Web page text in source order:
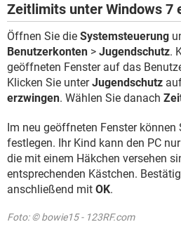
Zeitlimits unter Windows 7
Öffnen Sie die Systemsteuerung
Benutzerkonten > Jugendschutz.
geöffneten Fenster auf das
Klicken Sie unterJugendschutz
erzwingen. Wählen Sie danach
Im neu geöffneten Fenster
festlegen. Ihr Kind kann den PC
die mit einem Häkchen versehen
entsprechenden Kästchen.
anschließend mit OK.
Foto: © bowie15 - 123RF.com